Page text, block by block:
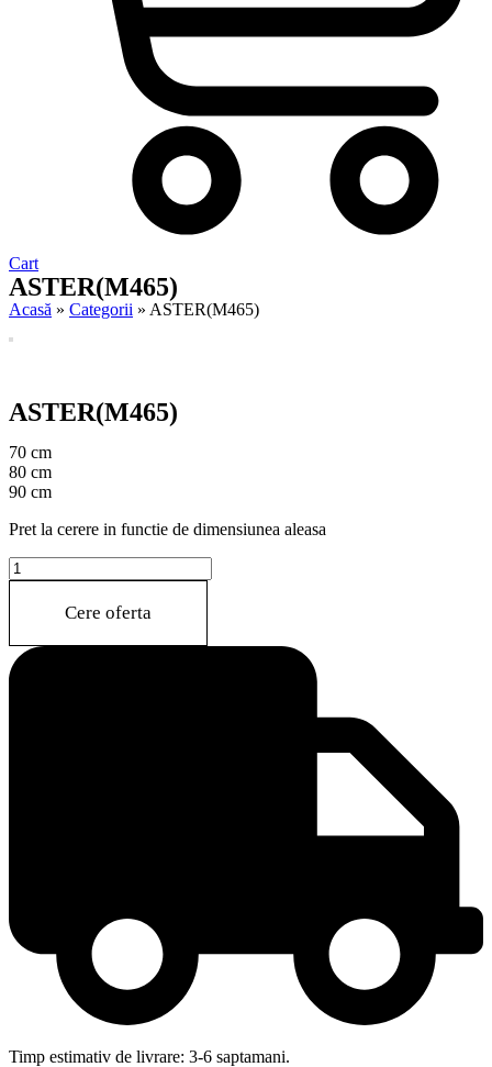
Cart
ASTER(M465)
Acasă » Categorii » ASTER(M465)
ASTER(M465)
70 cm
80 cm
90 cm
Pret la cerere in functie de dimensiunea aleasa
ASTER(M465)
quantity
Cere oferta
Timp estimativ de livrare: 3-6 saptamani.